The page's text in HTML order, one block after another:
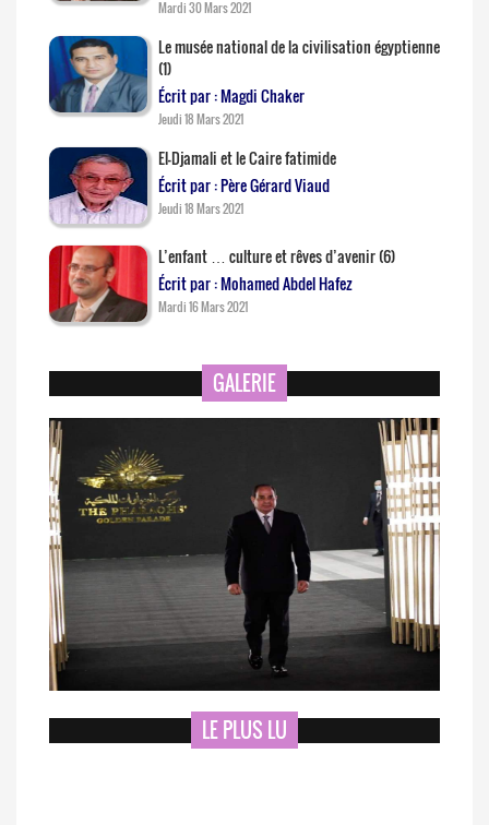
Mardi 30 Mars 2021
Le musée national de la civilisation égyptienne
(1)
Écrit par : Magdi Chaker
Jeudi 18 Mars 2021
El-Djamali et le Caire fatimide
Écrit par : Père Gérard Viaud
Jeudi 18 Mars 2021
L’enfant … culture et rêves d’avenir (6)
Écrit par : Mohamed Abdel Hafez
Mardi 16 Mars 2021
GALERIE
LE PLUS LU